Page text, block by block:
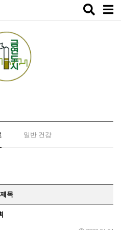
Toggle
일반 건강
제목